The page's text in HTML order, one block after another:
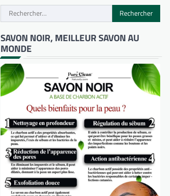
Rechercher :
SAVON NOIR, MEILLEUR SAVON AU
MONDE